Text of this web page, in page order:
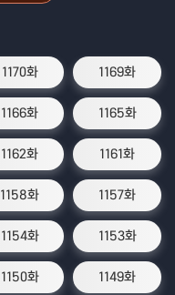
1170화 1169화
1166화 1165화
1162화 1161화
1158화 1157화
1154화 1153화
1150화 1149화